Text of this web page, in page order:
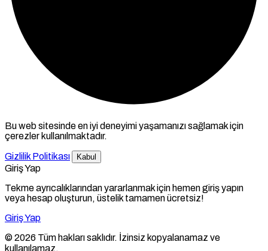
Bu web sitesinde en iyi deneyimi yaşamanızı sağlamak için
çerezler kullanılmaktadır.
Gizlilik Politikası
Kabul
Giriş Yap
Tekme ayrıcalıklarından yararlanmak için hemen giriş yapın
veya hesap oluşturun, üstelik tamamen ücretsiz!
Giriş Yap
© 2026 Tüm hakları saklıdır. İzinsiz kopyalanamaz ve
kullanılamaz.